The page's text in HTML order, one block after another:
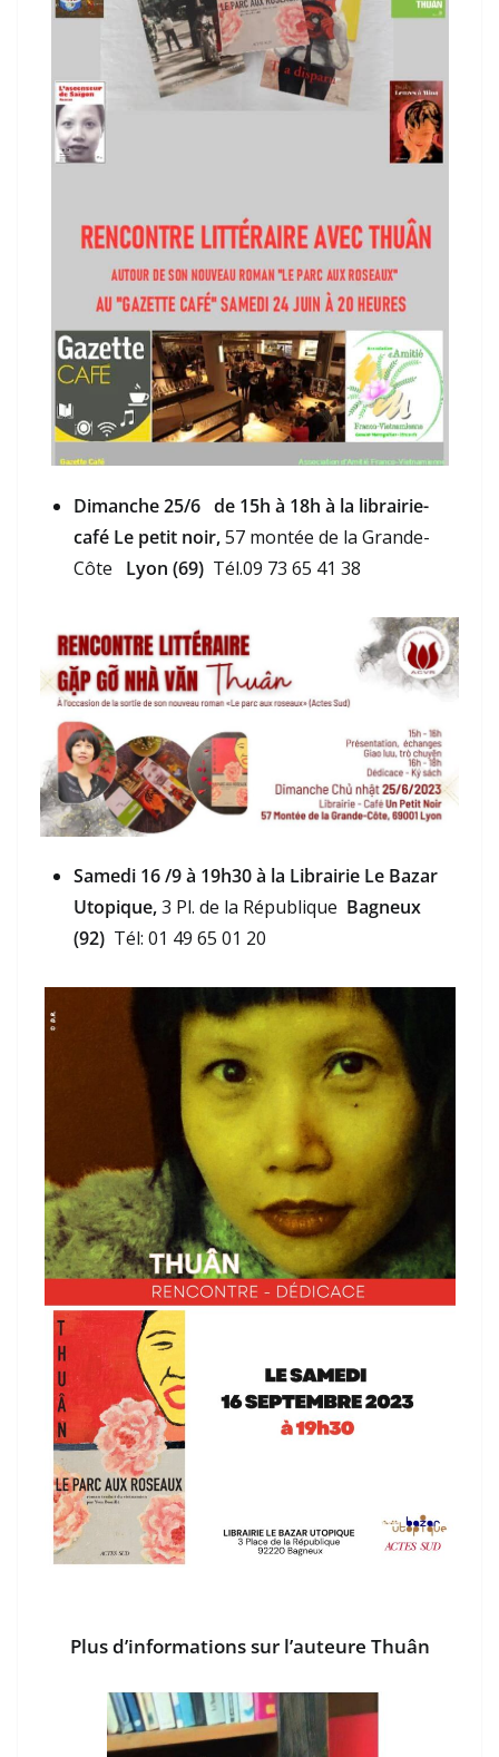
Dimanche 25/6 de 15h à 18h à la librairie-
café Le petit noir,57 montée de la Grande-
Côte Lyon (69) Tél.09 73 65 41 38
Samedi 16 /9 à 19h30 à la Librairie Le Bazar
Utopique,3 Pl. de la République Bagneux
(92) Tél: 01 49 65 01 20
Plus d’informations sur l’auteure Thuân